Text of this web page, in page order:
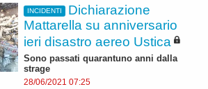
INCIDENTI
Dichiarazione
Mattarella su anniversario
ieri disastro aereo Ustica
Sono passati quarantuno anni dalla
strage
28/06/2021 07:25